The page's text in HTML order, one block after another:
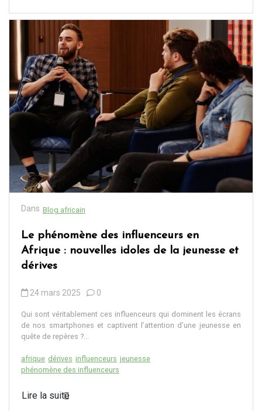
Dans Blog africain
Le phénomène des influenceurs en
Afrique : nouvelles idoles de la jeunesse et
dérives
24 mars 2025 0
Qui sont véritablement ces influenceurs qui dominent les écrans
de nos smartphones et captivent l’attention d’une jeunesse en
quête de repères ?...
afrique dérives influenceurs jeunesse
phénomène des influenceurs
Lire la suite